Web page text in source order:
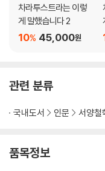
15장 또 다른 춤의 노래
16장 일곱 개의 인장 (혹은:
1장 꿀 제물
2장 절박한 비명
3장 왕들과의 대화
6장 환속
차라투스트라는 이렇
게 말했습니다 2
45,000원
10%
관련 분류
국내도서 인문 서양철
품목정보